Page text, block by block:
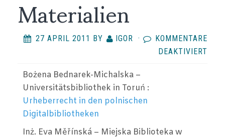
27 APRIL 2011 BY IGOR ·
KOMMENTARE
DEAKTIVIERT
Bożena Bednarek-Michalska –
Universitätsbibliothek in Toruń :
Urheberrecht in den polnischen
Digitalbibliotheken
Inż. Eva Měřínská – Miejska Biblioteka w